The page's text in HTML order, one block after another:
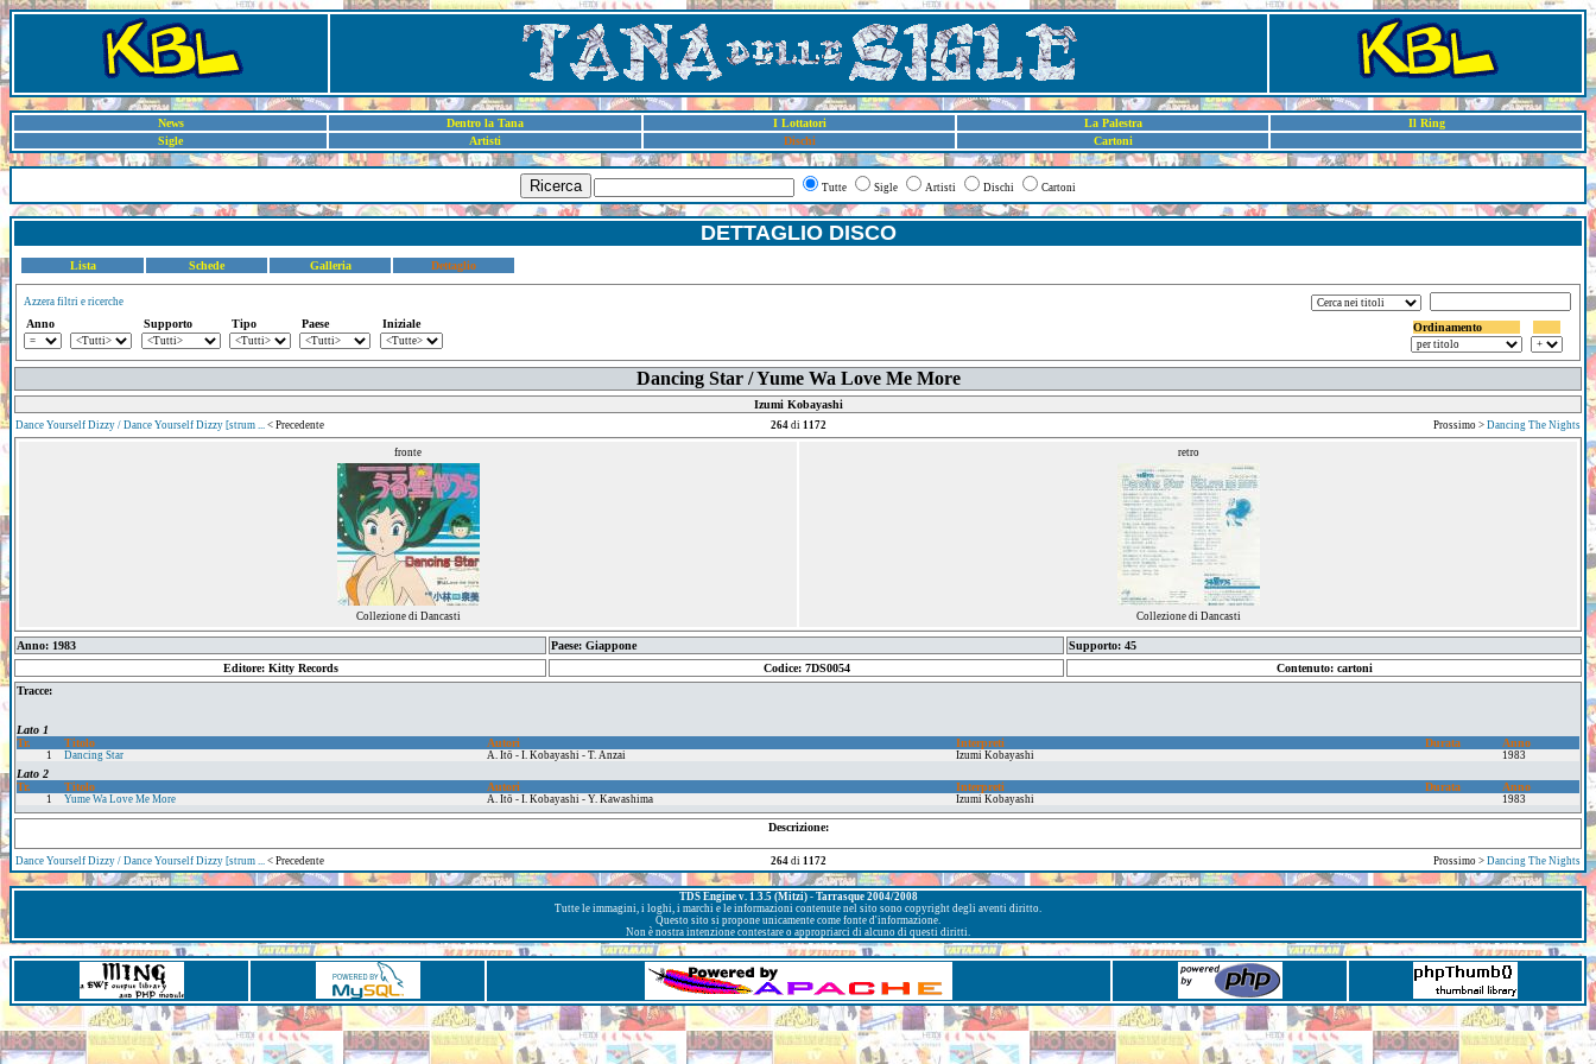
News Dentro la Tana I Lottatori La Palestra
Il Ring
Sigle
Artisti Dischi Cartoni
Ricerca Tutte Sigle Artisti Dischi Cartoni
DETTAGLIO DISCO
Lista Schede Galleria Dettaglio
Azzera filtri e ricerche
Anno Supporto Tipo Paese Iniziale Ordinamento
Dancing Star / Yume Wa Love Me More
Izumi Kobayashi
Dance Yourself Dizzy / Dance Yourself Dizzy [strum ... < Precedente 264 di 1172 Prossimo > Dancing The Nights
fronte
Collezione di Dancasti
retro
Collezione di Dancasti
Anno: 1983 Paese: Giappone
Supporto: 45
Editore: Kitty Records
Codice: 7DS0054
Contenuto: cartoni
Tracce:
Lato 1
Tr.
Titolo Autori Interpreti Durata Anno
1 Dancing Star A. Itō - I. Kobayashi - T. Anzai Izumi Kobayashi 1983
Lato 2
Tr.
Titolo Autori Interpreti Durata Anno
1 Yume Wa Love Me More A. Itō - I. Kobayashi - Y. Kawashima Izumi Kobayashi 1983
Descrizione:
Dance Yourself Dizzy / Dance Yourself Dizzy [strum ... < Precedente 264 di 1172 Prossimo > Dancing The Nights
TDS Engine v. 1.3.5 (Mitzi) - Tarrasque 2004/2008
Tutte le immagini, i loghi, i marchi e le informazioni contenute nel sito sono copyright degli aventi diritto.
Questo sito si propone unicamente come fonte d'informazione.
Non è nostra intenzione contestare o appropriarci di alcuno di questi diritti.